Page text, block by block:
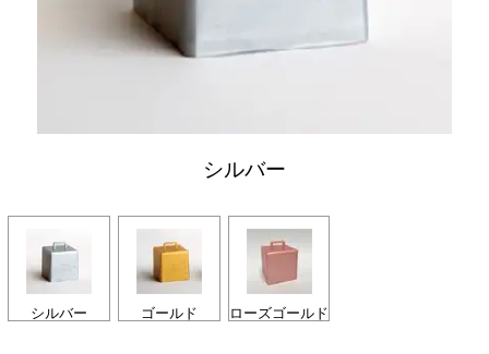
シルバー
シルバー ゴールド ローズゴールド